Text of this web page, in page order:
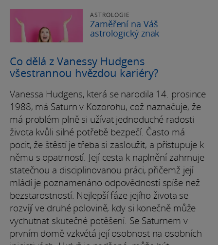
ASTROLOGIE
Zaměření na Váš
astrologický znak
Co dělá z Vanessy Hudgens
všestrannou hvězdou kariéry?
Vanessa Hudgens, která se narodila 14. prosince
1988, má Saturn v Kozorohu, což naznačuje, že
má problém plně si užívat jednoduché radosti
života kvůli silné potřebě bezpečí. Často má
pocit, že štěstí je třeba si zasloužit, a přistupuje k
němu s opatrností. Její cesta k naplnění zahrnuje
statečnou a disciplinovanou práci, přičemž její
mládí je poznamenáno odpovědností spíše než
bezstarostností. Nejlepší fáze jejího života se
rozvíjí ve druhé polovině, kdy si konečně může
vychutnat skutečné potěšení. Se Saturnem v
prvním domě vzkvétá její osobnost na osobních